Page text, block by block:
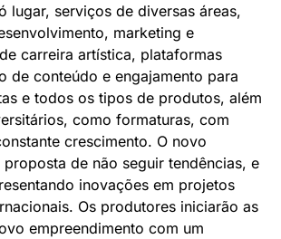
lugar, serviços de diversas áreas,
marketing e
carreira artística, plataformas
de conteúdo e engajamento para
e todos os tipos de produtos, além
como formaturas, com
crescimento. O novo
de não seguir tendências, e
inovações em projetos
Os produtores iniciarão as
empreendimento com um